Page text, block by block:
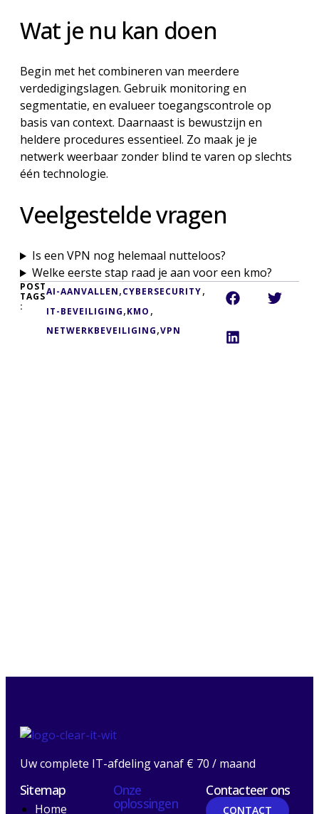
Wat je nu kan doen
Begin met het combineren van meerdere
verdedigingslagen. Gebruik monitoring en
segmentatie, en evalueer toegangscontrole op
basis van context. Daarnaast is bewustzijn en
heldere procedures essentieel. Zo maak je je
netwerk weerbaar zonder blind te varen op slechts
één technologie.
Veelgestelde vragen
Is een VPN nog helemaal nutteloos?
Welke eerste stap raad je aan voor een kmo?
POST
TAGS
:
AI-AANVALLEN,CYBERSECURITY,
IT-BEVEILIGING,KMO ,
NETWERKBEVEILIGING,VPN
Uw complete IT-afdeling vanaf € 70 / maand
Sitemap
Home
Onze
oplossingen
Contacteer ons
CONTACT